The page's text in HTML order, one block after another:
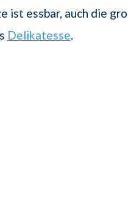
ist essbar, auch die
Delikatesse.